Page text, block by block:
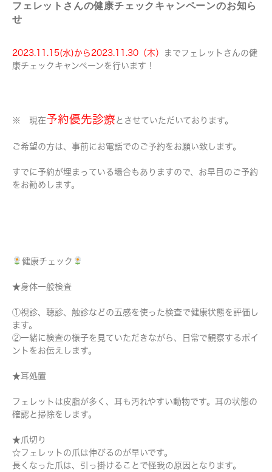
フェレットさんの健康チェックキャンペーンのお知ら
せ
2023.11.15(水)から2023.11.30（木）
までフェレットさんの健
康チェックキャンペーンを行います！
※ 現在予約優先診療 とさせていただいております。
ご希望の方は、事前にお電話でのご予約をお願い致します。
すでに予約が埋まっている場合もありますので、お早目のご予約
をお勧めします。
健康チェック
★身体一般検査
①視診、聴診、触診などの五感を使った検査で健康状態を評価し
ます。
②一緒に検査の様子を見ていただきながら、日常で観察するポイ
ントをお伝えします。
★耳処置
フェレットは皮脂が多く、耳も汚れやすい動物です。耳の状態の
確認と掃除をします。
★爪切り
☆フェレットの爪は伸びるのが早いです。
長くなった爪は、引っ掛けることで怪我の原因となります。